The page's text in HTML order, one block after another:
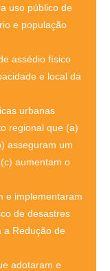
uso público de
e população
assédio físico
e local da
urbanas
regional que (a)
asseguram um
aumentam o
e implementaram
de desastres
a Redução de
adotaram e